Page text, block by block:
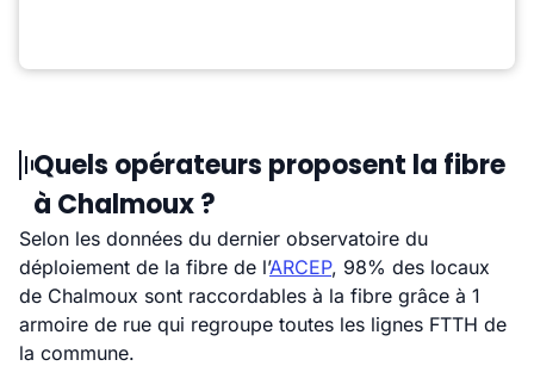
Quels opérateurs proposent la fibre
à Chalmoux ?
Selon les données du dernier observatoire du
déploiement de la fibre de l’ARCEP, 98% des locaux
de Chalmoux sont raccordables à la fibre grâce à 1
armoire de rue qui regroupe toutes les lignes FTTH de
la commune.